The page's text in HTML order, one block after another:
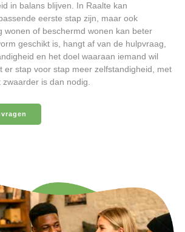
in balans blijven. In Raalte kan
eerste stap zijn, maar ook
wonen of beschermd wonen kan beter
geschikt is, hangt af van de hulpvraag,
en het doel waaraan iemand wil
er stap voor stap meer zelfstandigheid, met
is dan nodig.